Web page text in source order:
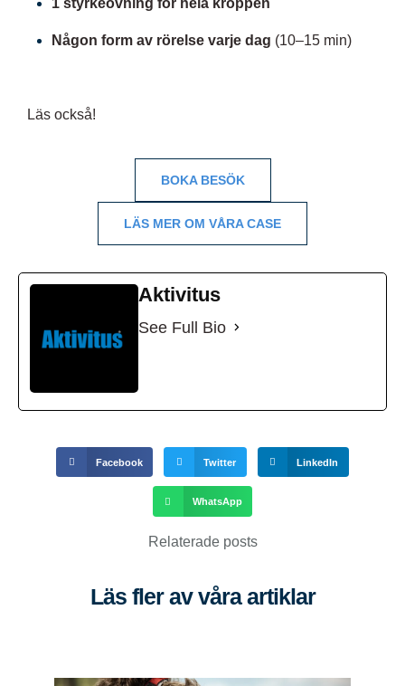
Någon form av rörelse varje dag (10–15 min)
Läs också!
BOKA BESÖK
LÄS MER OM VÅRA CASE
Aktivitus
See Full Bio
Facebook Twitter LinkedIn
WhatsApp
Relaterade posts
Läs fler av våra artiklar